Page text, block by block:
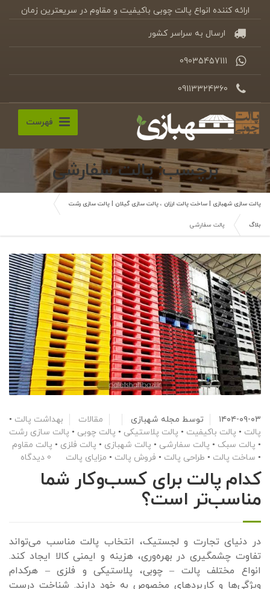
ارائه کننده انواع پالت چوبی باکیفیت و مقاوم در سریعترین زمان
ارسال به سراسر کشور
09035457111
09113324360
فهرست
برچسب: پالت سفارشی
پالت سازی شهبازی | ساخت پالت ارزان ، پالت سازی گیلان | پالت سازی رشت
بلاگ پالت سفارشی
۱۴۰۴-۰۹-۰۳ توسط مجله شهبازی مقالات بهداشت پالت •
پالت • پالت باکیفیت • پالت پلاستیکی • پالت چوبی • پالت سازی رشت
• پالت سبک • پالت سفارشی • پالت شهبازی • پالت فلزی • پالت مقاوم
• ساخت پالت • طراحی پالت • فروش پالت • مزایای پالت 0 دیدگاه
کدام پالت برای کسب‌وکار شما
مناسب‌تر است؟
در دنیای تجارت و لجستیک، انتخاب پالت مناسب می‌تواند
تفاوت چشمگیری در بهره‌وری، هزینه و ایمنی کالا ایجاد کند.
انواع مختلف پالت – چوبی، پلاستیکی و فلزی – هرکدام
ویژگی‌ها و کاربردهای مخصوص به خود دارند. شناخت درست